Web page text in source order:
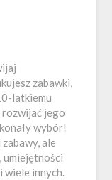
zabawki,
latkiemu
rozwijać jego
wybór!
ale
umiejętności
wiele innych.